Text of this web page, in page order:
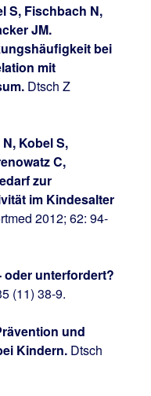
S, Fischbach N,
JM.
bei
mit
Dtsch Z
Kobel S,
C,
zur
im Kindesalter
2012; 62: 94-
oder unterfordert?
(11) 38-9.
und
Kindern. Dtsch